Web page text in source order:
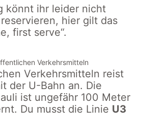
könnt ihr leider nicht
hier gilt das
first serve“.
Verkehrsmitteln
Verkehrsmitteln reist
der U-Bahn an. Die
ist ungefähr 100 Meter
Du musst die Linie U3